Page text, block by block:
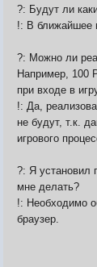
?: Будут ли
!: В ближайшее
?: Можно ли
Например, 100
при входе в
!: Да,
не будут, т.к.
игрового
?: Я установил
мне делать?
!: Необходимо
браузер.